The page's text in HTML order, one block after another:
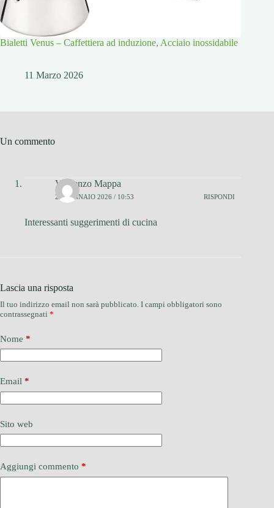
Bialetti Venus – Caffettiera ad induzione, Acciaio inossidabile
11 Marzo 2026
Un commento
Vincenzo Mappa
25 GENNAIO 2026 / 10:53 RISPONDI
Interessanti suggerimenti di cucina
Lascia una risposta
Il tuo indirizzo email non sarà pubblicato. I campi obbligatori sono
contrassegnati *
Nome *
Email *
Sito web
Aggiungi commento *